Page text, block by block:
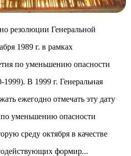
резолюции Генеральной
1989 г. в рамках
по уменьшению опасности
В 1999 г. Генеральная
ежегодно отмечать эту дату
уменьшению опасности
среду октября в качестве
формир...